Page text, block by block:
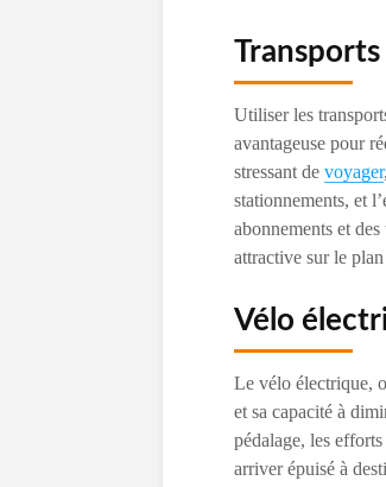
Utiliser les
avantageuse pour
stressant de voyager
stationnements, et
abonnements et
attractive sur le
Vélo
Le vélo électrique,
et sa capacité à
pédalage, les
arriver épuisé à